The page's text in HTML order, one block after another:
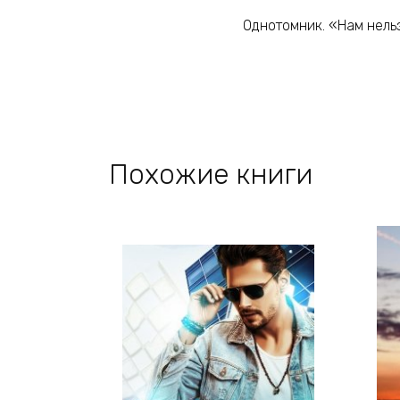
Однотомник. «Нам
Похожие книги